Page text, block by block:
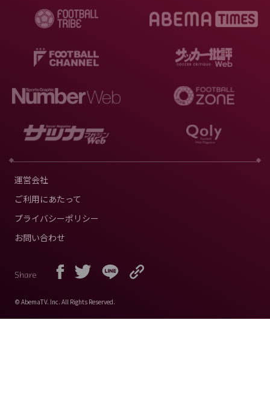
運営会社
ご利用にあたって
プライバシーポリシー
お問い合わせ
Share
© AbemaTV. Inc. All Rights Reserved.